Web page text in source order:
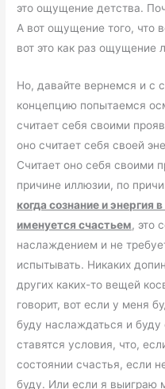
это ощущение детства.
А вот ощущение того, что
вот это как раз ощущение
Но, давайте вернемся и с
концепцию попытаемся
считает себя своими
оно считает себя своей
Считает оно себя своими
причине иллюзии, по
когда сознание и энергия
именуется счастьем, это
наслаждением и не
испытывать. Никаких
других каких-то вещей
говорит, вот если у меня
буду наслаждаться и
ставятся условия, что,
состоянии счастья, если
буду. Или если я выиграю